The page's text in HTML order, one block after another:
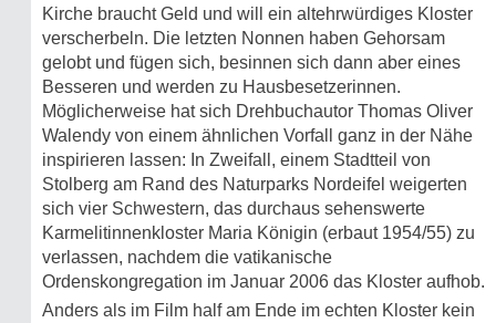
Kirche braucht Geld und will ein altehrwürdiges Kloster
verscherbeln. Die letzten Nonnen haben Gehorsam
gelobt und fügen sich, besinnen sich dann aber eines
Besseren und werden zu Hausbesetzerinnen.
Möglicherweise hat sich Drehbuchautor Thomas Oliver
Walendy von einem ähnlichen Vorfall ganz in der Nähe
inspirieren lassen: In Zweifall, einem Stadtteil von
Stolberg am Rand des Naturparks Nordeifel weigerten
sich vier Schwestern, das durchaus sehenswerte
Karmelitinnenkloster Maria Königin (erbaut 1954/55) zu
verlassen, nachdem die vatikanische
Ordenskongregation im Januar 2006 das Kloster aufhob.
Anders als im Film half am Ende im echten Kloster kein